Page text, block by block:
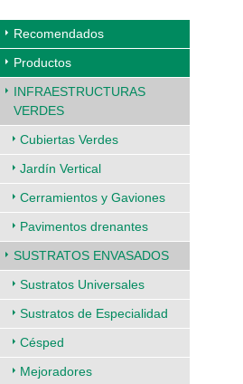
Recomendados
Productos
INFRAESTRUCTURAS
VERDES
Cubiertas Verdes
Jardín Vertical
Cerramientos y Gaviones
Pavimentos drenantes
SUSTRATOS ENVASADOS
Sustratos Universales
Sustratos de Especialidad
Césped
Mejoradores